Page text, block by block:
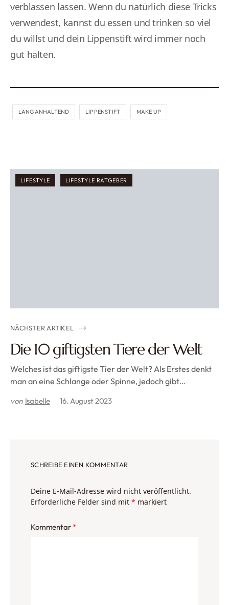
verblassen lassen. Wenn du natürlich diese Tricks
verwendest, kannst du essen und trinken so viel
du willst und dein Lippenstift wird immer noch
gut halten.
LANGANHALTEND LIPPENSTIFT MAKE UP
LIFESTYLE LIFESTYLE RATGEBER
NÄCHSTER ARTIKEL
Die 10 giftigsten Tiere der Welt
Welches ist das giftigste Tier der Welt? Als Erstes denkt
man an eine Schlange oder Spinne, jedoch gibt…
von Isabelle 16. August 2023
SCHREIBE EINEN KOMMENTAR
Deine E-Mail-Adresse wird nicht veröffentlicht.
Erforderliche Felder sind mit * markiert
Kommentar *